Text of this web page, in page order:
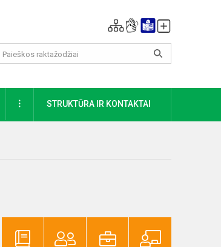
DAUGIAUSTRUKTŪRA IR KONTAKTAI